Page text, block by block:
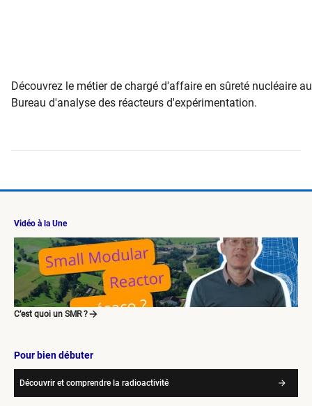
Découvrez le métier de chargé d'affaire en sûreté nucléaire
Bureau d'analyse des réacteurs d'expérimentation.
Vidéo à la Une
C’est quoi un SMR ?
Pour bien débuter
Découvrir et comprendre la radioactivité